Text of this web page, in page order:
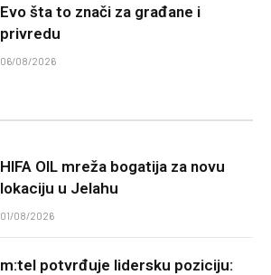
Evo šta to znači za građane i
privredu
06/08/2026
HIFA OIL mreža bogatija za novu
lokaciju u Jelahu
01/08/2026
m:tel potvrđuje lidersku poziciju: